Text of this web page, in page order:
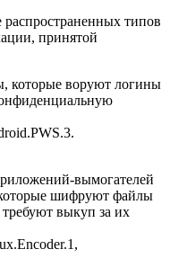
типов
принятой
которые воруют логины
вымогателей
шифруют файлы
выкуп за их